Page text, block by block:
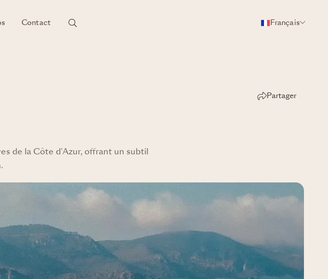
Contact Français
Partager
de la Côte d'Azur, offrant un subtil